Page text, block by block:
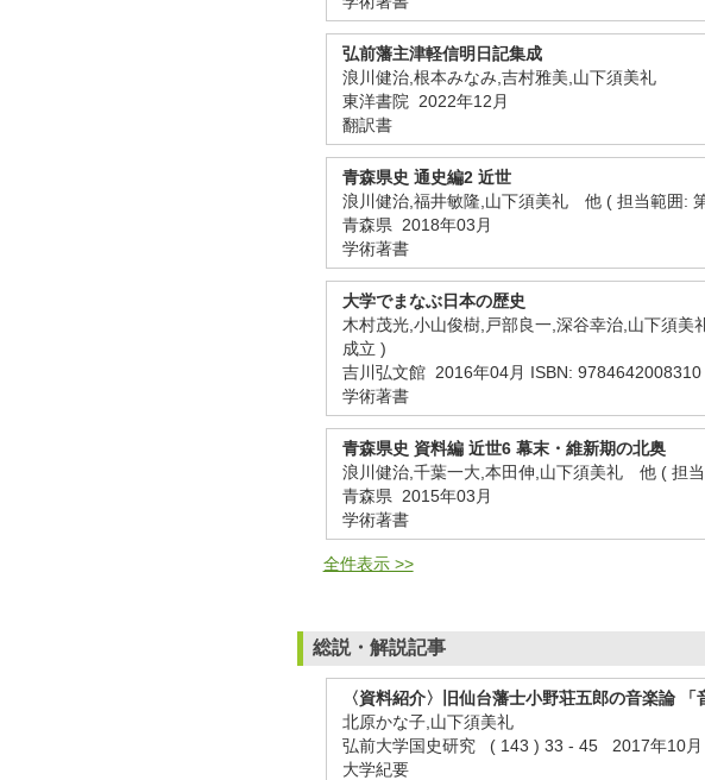
弘前藩主津軽信明日記集成
浪川健治,根本みなみ,吉村雅美,山下須美礼
東洋書院 2022年12月
翻訳書
青森県史 通史編2 近世
浪川健治,福井敏隆,山下須美礼 他 ( 担当範囲:
青森県 2018年03月
学術著書
大学でまなぶ日本の歴史
木村茂光,小山俊樹,戸部良一,深谷幸治,山下須
成立 )
吉川弘文館 2016年04月 ISBN: 9784642008310
学術著書
青森県史 資料編 近世6 幕末・維新期の北奥
浪川健治,千葉一大,本田伸,山下須美礼 他 ( 担
青森県 2015年03月
学術著書
全件表示 >>
総説・解説記事
〈資料紹介〉旧仙台藩士小野荘五郎の音楽論 「
北原かな子,山下須美礼
弘前大学国史研究 ( 143 ) 33 - 45 2017年10月
大学紀要